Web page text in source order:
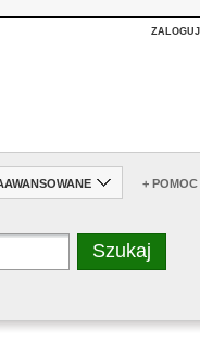
ZALOGUJ
+ POMOC